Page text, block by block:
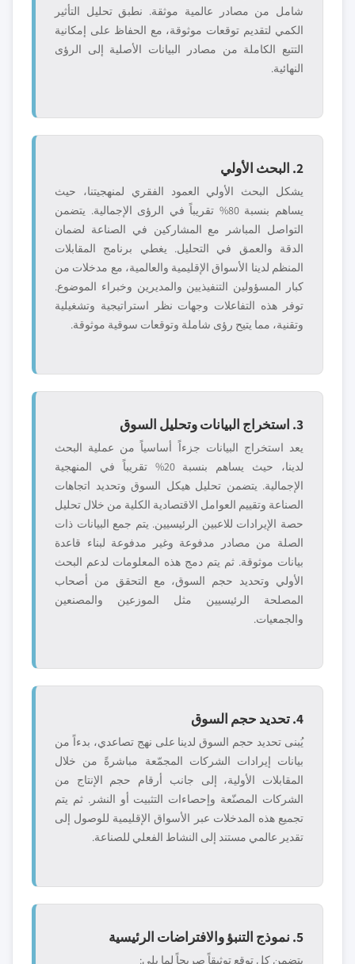
شامل من مصادر عالمية موثقة. نطبق تحليل التأثير
الكمي لتقديم توقعات موثوقة، مع الحفاظ على إمكانية
التتبع الكاملة من مصادر البيانات الأصلية إلى الرؤى
النهائية.
2. البحث الأولي
يشكل البحث الأولي العمود الفقري لمنهجيتنا، حيث
يساهم بنسبة 80% تقريباً في الرؤى الإجمالية. يتضمن
التواصل المباشر مع المشاركين في الصناعة لضمان
الدقة والعمق في التحليل. يغطي برنامج المقابلات
المنظم لدينا الأسواق الإقليمية والعالمية، مع مدخلات من
كبار المسؤولين التنفيذيين والمديرين وخبراء الموضوع.
توفر هذه التفاعلات وجهات نظر استراتيجية وتشغيلية
وتقنية، مما يتيح رؤى شاملة وتوقعات سوقية موثوقة.
3. استخراج البيانات وتحليل السوق
يعد استخراج البيانات جزءاً أساسياً من عملية البحث
لدينا، حيث يساهم بنسبة 20% تقريباً في المنهجية
الإجمالية. يتضمن تحليل هيكل السوق وتحديد اتجاهات
الصناعة وتقييم العوامل الاقتصادية الكلية من خلال تحليل
حصة الإيرادات للاعبين الرئيسيين. يتم جمع البيانات ذات
الصلة من مصادر مدفوعة وغير مدفوعة لبناء قاعدة
بيانات موثوقة. ثم يتم دمج هذه المعلومات لدعم البحث
الأولي وتحديد حجم السوق، مع التحقق من أصحاب
المصلحة الرئيسيين مثل الموزعين والمصنعين
والجمعيات.
4. تحديد حجم السوق
يُبنى تحديد حجم السوق لدينا على نهج تصاعدي، بدءاً من
بيانات إيرادات الشركات المجمّعة مباشرةً من خلال
المقابلات الأولية، إلى جانب أرقام حجم الإنتاج من
الشركات المصنّعة وإحصاءات التثبيت أو النشر. ثم يتم
تجميع هذه المدخلات عبر الأسواق الإقليمية للوصول إلى
تقدير عالمي مستند إلى النشاط الفعلي للصناعة.
5. نموذج التنبؤ والافتراضات الرئيسية
يتضمن كل توقع توثيقاً صريحاً لما يلي: